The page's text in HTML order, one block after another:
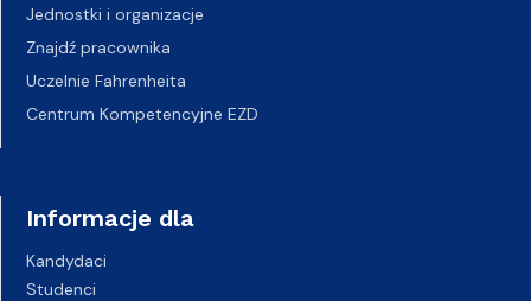
Jednostki i organizacje
Znajdź pracownika
Uczelnie Fahrenheita
Centrum Kompetencyjne EZD
Informacje dla
Kandydaci
Studenci